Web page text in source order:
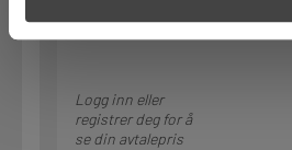
Logg inn eller
registrer deg for å
se din avtalepris